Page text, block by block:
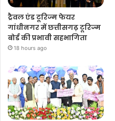
ट्रैवल एंड टूरिज्म फेयर
गांधीनगर में छत्तीसगढ़ टूरिज्म
बोर्ड की प्रभावी सहभागिता
18 hours ago